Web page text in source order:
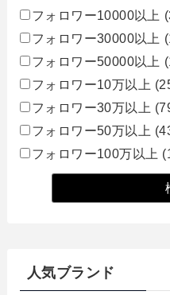
フォロワー10000以上
フォロワー30000以上
フォロワー50000以上
フォロワー10万以上
フォロワー30万以上
フォロワー50万以上
フォロワー100万以上
人気ブランド